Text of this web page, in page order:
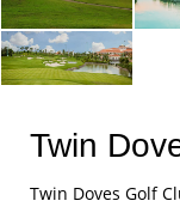
Twin
Twin Doves Golf